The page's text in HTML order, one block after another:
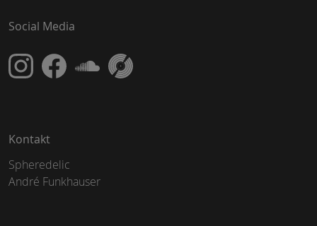
Social Media
Kontakt
Spheredelic
André Funkhauser